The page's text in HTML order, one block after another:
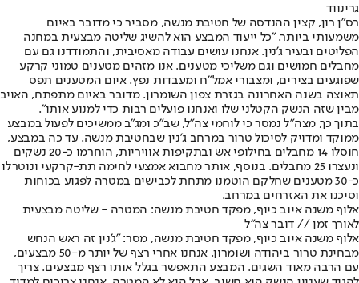
גרינווד
רס״ן רון, קצין ההנדסה של חטיבת מנשה, מסביר כי מדובר באיום
משמעותי ביותר. "כל ייעוד המבצע הוא להשיג שליטה מבצעית במחנה
הפליטים ובעיר ג'נין. אנחנו עושים עבודה מאסיבית, והתמודדנו גם עם
מחבלים חמושים וגם משליכי מטענים. אנו מזהים מטענים טמוני קרקע
שפוגעים בצירים, ומצבורי אמל"ח ומעבדות נפץ. איום המטענים תפס
תאוצה בשנה האחרונה בגזרת צפון השומרון. מדובר באיום מתפתח, האויב
מבין שזה הנשק הקטלני שלו ואנחנו פועלים רבות כדי למנוע אותו".
בתוך כך, מצה"ל נמסר כי לוחמי צה״ל, שב״כ ומג״ב ממשיכים לפעול במבצע
ממוקד ומדויק לסיכול טרור במרחב ג׳נין שבחטיבת מנשה. עד כה במבצע,
חוסלו 14 מחבלים בחילופי אש ובתקיפות אוויריות, הוחרמו כ-20 נשקים
ונעצרו 25 מחבלים. בנוסף, אותר מחבוא אמצעי לחימה תת-קרקעי ונוטרלו
כ-30 מטענים שחלקם הוטמנו מתחת לכבישים במטרה לפגוע בכוחות
וסיכנו את האזרחים במרחב.
אלוף משנה איוב כיוף, מפקד חטיבת מנשה: המטרה - שליטה מבצעית
לאורך זמן // דובר צה"ל
אלוף משנה איוב כיוף, מפקד חטיבת מנשה, מסר: "ג'נין זה ראש הנחש
מבחינת טרור ביהודה ושומרון. אנחנו אחרי רצף של יותר מ-50 מבצעים,
עם הרבה מאוד השגים. המבצע התאפשר בגלל אותו רצף מבצעים. צריך